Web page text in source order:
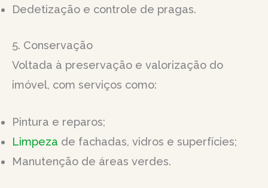
Dedetização e controle de pragas.
5. Conservação
Voltada à preservação e valorização do
imóvel, com serviços como:
Pintura e reparos;
Limpeza de fachadas, vidros e superfícies;
Manutenção de áreas verdes.